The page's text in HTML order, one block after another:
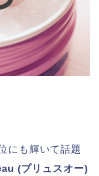
にも輝いて話題
(プリュスオー)